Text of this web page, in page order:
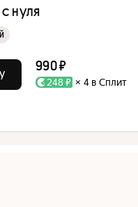
нуля
990 ₽
248 ₽ × 4 в Сплит